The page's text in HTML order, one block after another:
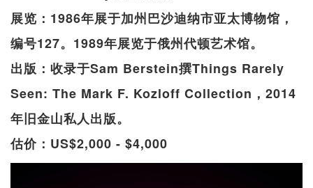
展览：1986年展于加州巴沙迪纳市亚太博物馆，
编号127。1989年展览于俄州代顿艺术馆。
出版：收录于Sam Berstein撰Things Rarely
Seen: The Mark F. Kozloff Collection，2014
年旧金山私人出版。
估价：US$2,000 - $4,000